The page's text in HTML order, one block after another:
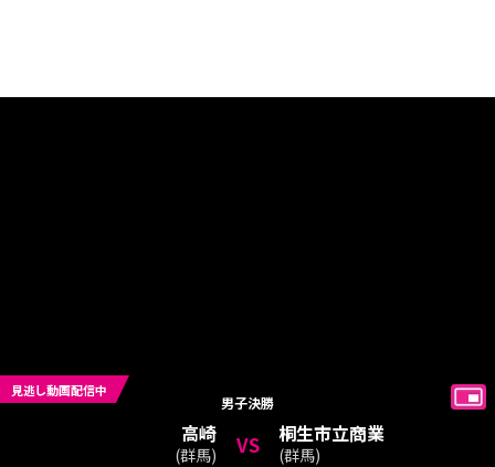
見逃し動画配信中
男子決勝
高崎
(群馬) VS 桐生市立商業
(群馬)